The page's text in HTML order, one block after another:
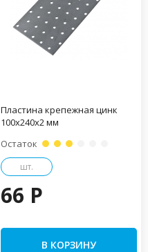
Пластина крепежная цинк
100х240х2 мм
Остаток
шт.
66 P
В КОРЗИНУ